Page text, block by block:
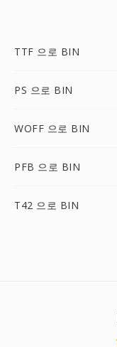
TTF 으로 BIN
PS 으로 BIN
WOFF 으로 BIN
PFB 으로 BIN
T42 으로 BIN